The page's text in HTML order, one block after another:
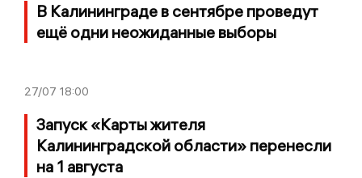
В Калининграде в сентябре проведут
ещё одни неожиданные выборы
27/07 18:00
Запуск «Карты жителя
Калининградской области» перенесли
на 1 августа